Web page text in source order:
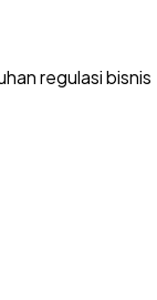
regulasi bisnis